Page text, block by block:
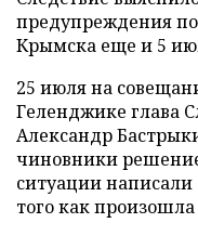
предупреждения
Крымска еще и 5
25 июля на
Геленджике глава
Александр
чиновники
ситуации
того как